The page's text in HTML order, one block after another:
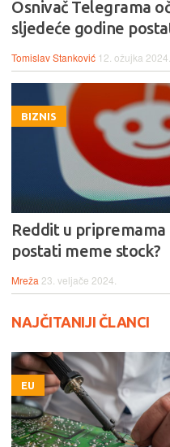
Osnivač Telegrama
sljedeće godine
Tomislav Stanković 12. ožujka 2024.
BIZNIS
Reddit u pripremama
postati meme stock?
Mreža 23. veljače 2024.
NAJČITANIJI ČLANCI
EU